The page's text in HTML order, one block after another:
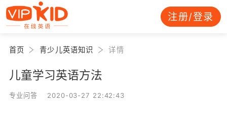
注册/登录
首页 青少儿英语知识 详情
儿童学习英语方法
专业问答 2020-03-27 22:42:43